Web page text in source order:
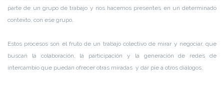
parte de un grupo de trabajo y nos hacemos presentes en un determinado
contexto, con ese grupo.
Estos procesos son el fruto de un trabajo colectivo de mirar y negociar, que
buscan la colaboración, la participación y la generación de redes de
intercambio que puedan ofrecer otras miradas y dar pie a otros diálogos.